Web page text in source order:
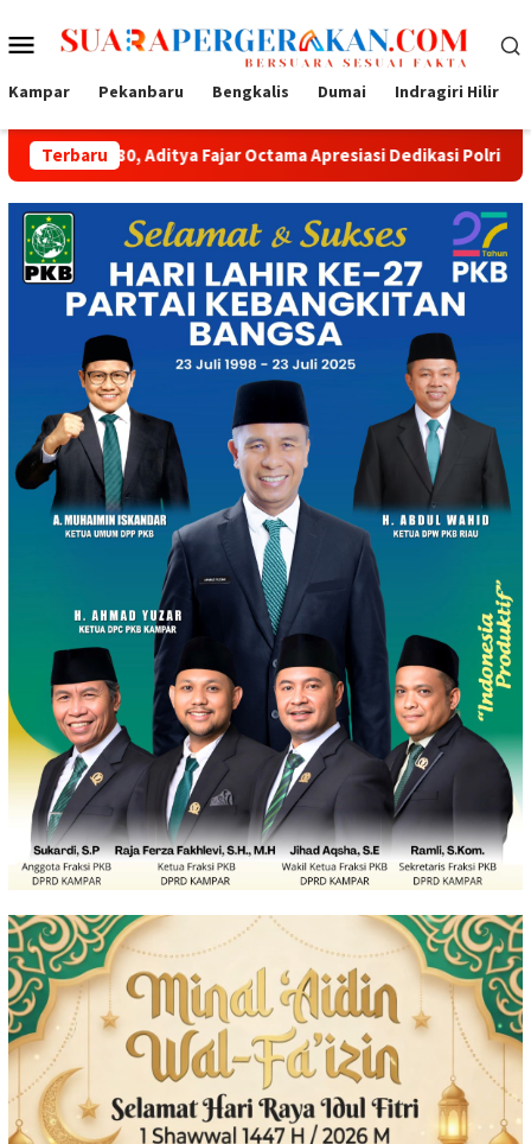
ke
Menu
Mobile
Kampar Pekanbaru Bengkalis Dumai Indragiri Hilir
Terbaru
Fajar Octama Apresiasi Dedikasi Polri untuk Masyarakat